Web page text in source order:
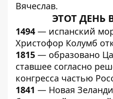
Вячеслав.
ЭТОТ ДЕНЬ
1494 — испанский
Христофор Колумб
1815 — образовано
ставшее согласно
конгресса частью
1841 — Новая